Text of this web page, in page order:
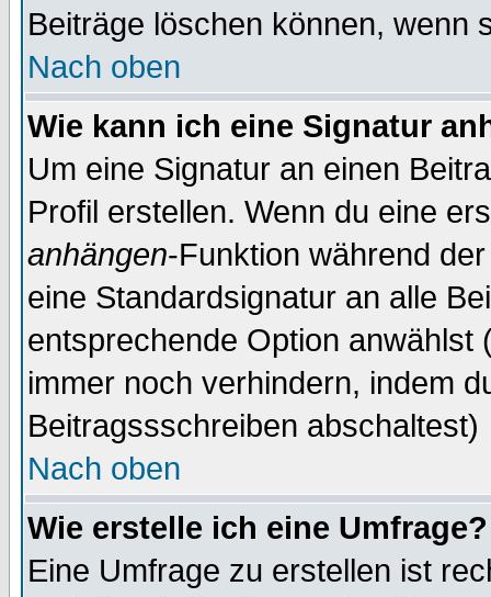
Beiträge löschen können, wenn
Nach oben
Wie kann ich eine Signatur
Um eine Signatur an einen
Profil erstellen. Wenn du eine
anhängen-Funktion während
eine Standardsignatur an alle
entsprechende Option anwählst
immer noch verhindern, indem
Beitragssschreiben abschaltest)
Nach oben
Wie erstelle ich eine Umfrage?
Eine Umfrage zu erstellen ist